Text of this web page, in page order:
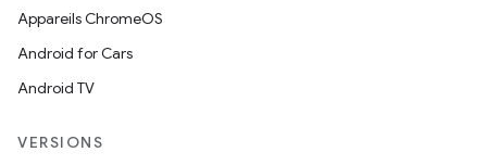
Appareils ChromeOS
Android for Cars
Android TV
VERSIONS